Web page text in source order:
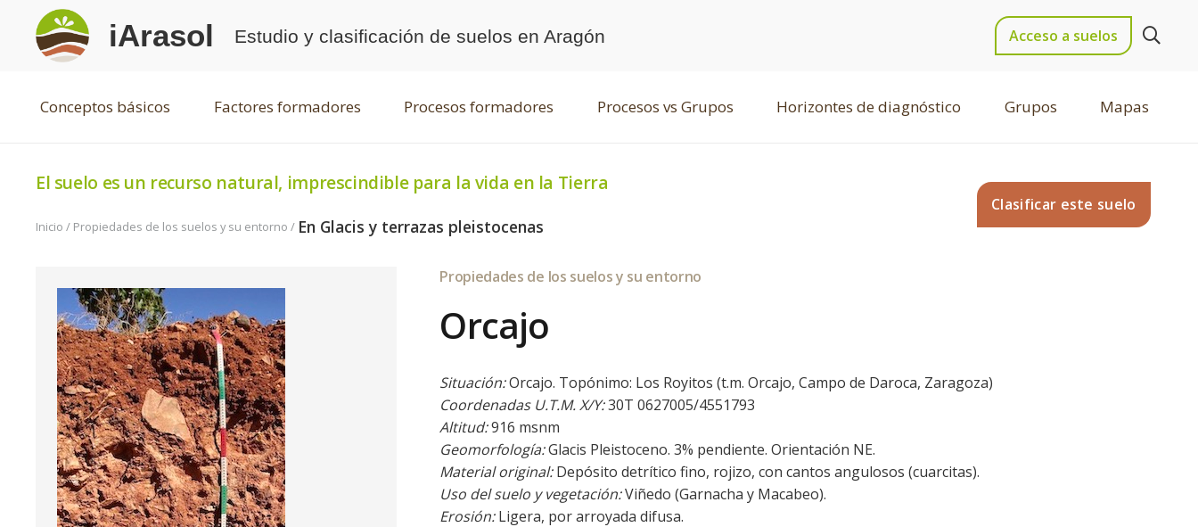
iArasol Estudio y clasificación de suelos en Aragón Acceso a suelos
Conceptos básicos Factores formadores Procesos formadores Procesos vs Grupos Horizontes de diagnóstico Grupos Mapas
El suelo es un recurso natural, imprescindible para la vida en la Tierra
Inicio / Propiedades de los suelos y su entorno / En Glacis y terrazas pleistocenas
Clasificar este suelo
Propiedades de los suelos y su entorno
Orcajo
Situación:Orcajo. Topónimo: Los Royitos (t.m. Orcajo, Campo de Daroca, Zaragoza)
Coordenadas U.T.M. X/Y:30T 0627005/4551793
Altitud:916 msnm
Geomorfología:Glacis Pleistoceno. 3% pendiente. Orientación NE.
Material original:Depósito detrítico fino, rojizo, con cantos angulosos (cuarcitas).
Uso del suelo y vegetación:Viñedo (Garnacha y Macabeo).
Erosión:Ligera, por arroyada difusa.